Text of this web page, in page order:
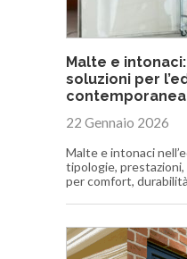
Malte e
soluzioni per
contemporanea
22 Gennaio 2026
Malte e intonaci
tipologie,
per comfort,